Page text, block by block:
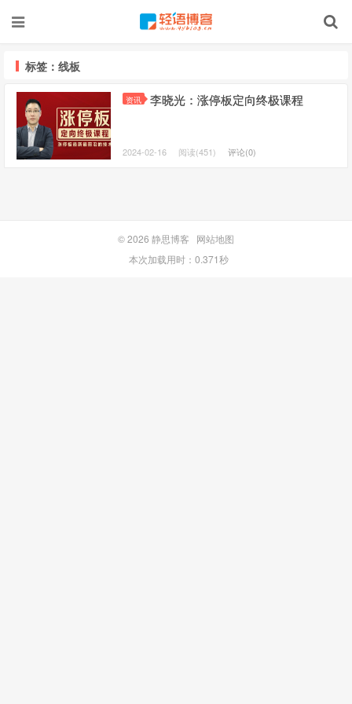
标签：线板
资讯 李晓光：涨停板定向终极课程
2024-02-16 阅读(451) 评论(0)
© 2026 静思博客
网站地图
本次加载用时：0.371秒